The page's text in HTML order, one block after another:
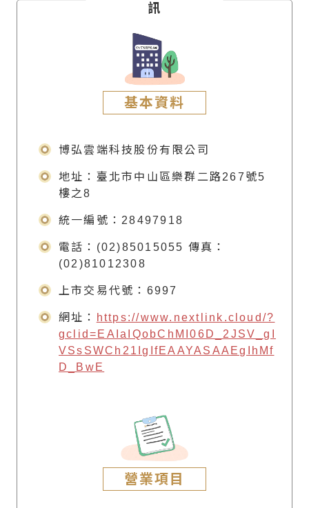
訊
基本資料
博弘雲端科技股份有限公司
地址：臺北市中山區樂群二路267號5
樓之8
統一編號：28497918
電話：(02)85015055 傳真：
(02)81012308
上市交易代號：6997
網址：
https://www.nextlink.cloud/?
gclid=EAIaIQobChMI06D_2JSV_gI
VSsSWCh21IgIfEAAYASAAEgIhMf
D_BwE
營業項目